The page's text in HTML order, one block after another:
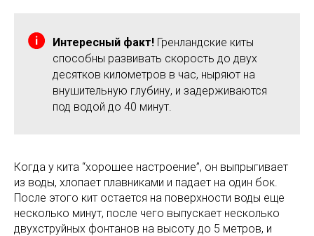
Интересный факт! Гренландские киты
способны развивать скорость до двух
десятков километров в час, ныряют на
внушительную глубину, и задерживаются
под водой до 40 минут.
Когда у кита “хорошее настроение”, он выпрыгивает
из воды, хлопает плавниками и падает на один бок.
После этого кит остается на поверхности воды еще
несколько минут, после чего выпускает несколько
двухструйных фонтанов на высоту до 5 метров, и